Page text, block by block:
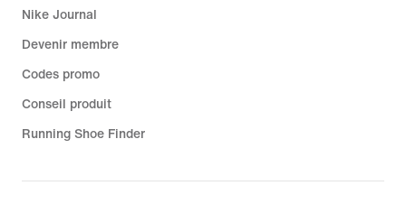
Nike Journal
Devenir membre
Codes promo
Conseil produit
Running Shoe Finder